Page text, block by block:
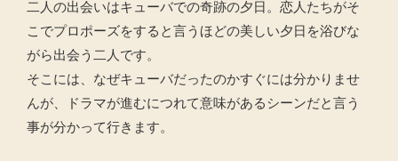
二人の出会いはキューバでの奇跡の夕日。恋人たちがそ
こでプロポーズをすると言うほどの美しい夕日を浴びな
がら出会う二人です。
そこには、なぜキューバだったのかすぐには分かりませ
んが、ドラマが進むにつれて意味があるシーンだと言う
事が分かって行きます。